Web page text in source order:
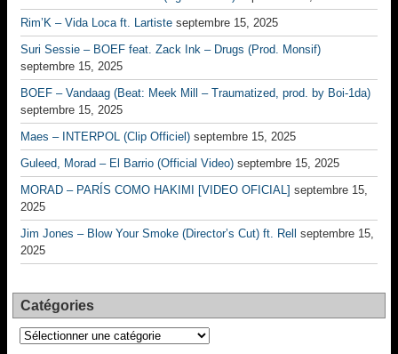
Rim’K – Vida Loca ft. Lartiste septembre 15, 2025
Suri Sessie – BOEF feat. Zack Ink – Drugs (Prod. Monsif)
septembre 15, 2025
BOEF – Vandaag (Beat: Meek Mill – Traumatized, prod. by Boi-1da)
septembre 15, 2025
Maes – INTERPOL (Clip Officiel) septembre 15, 2025
Guleed, Morad – El Barrio (Official Video) septembre 15, 2025
MORAD – PARÍS COMO HAKIMI [VIDEO OFICIAL] septembre 15,
2025
Jim Jones – Blow Your Smoke (Director’s Cut) ft. Rell
septembre 15,
2025
Catégories
Catégories